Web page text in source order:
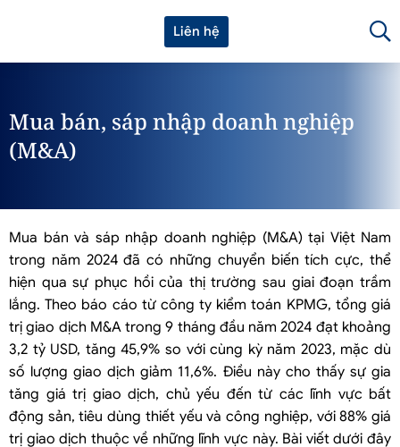
Liên hệ
Mua bán, sáp nhập doanh nghiệp
(M&A)
Mua bán và sáp nhập doanh nghiệp (M&A) tại Việt Nam
trong năm 2024 đã có những chuyển biến tích cực, thể
hiện qua sự phục hồi của thị trường sau giai đoạn trầm
lắng. Theo báo cáo từ công ty kiểm toán KPMG, tổng giá
trị giao dịch M&A trong 9 tháng đầu năm 2024 đạt khoảng
3,2 tỷ USD, tăng 45,9% so với cùng kỳ năm 2023, mặc dù
số lượng giao dịch giảm 11,6%. Điều này cho thấy sự gia
tăng giá trị giao dịch, chủ yếu đến từ các lĩnh vực bất
động sản, tiêu dùng thiết yếu và công nghiệp, với 88% giá
trị giao dịch thuộc về những lĩnh vực này. Bài viết dưới đây